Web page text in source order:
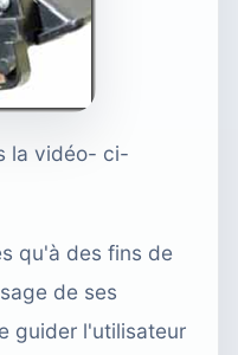
la vidéo- ci-
qu'à des fins de
de ses
guider l'utilisateur